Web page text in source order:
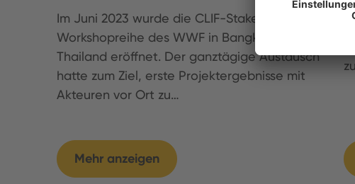
Im Juni 2023 wurde die CLIF-Stakeholder-
Workshopreihe des WWF in Bangkok,
Thailand eröffnet. Der ganztägige Austausch
hatte zum Ziel, erste Projektergebnisse mit
Akteuren vor Ort zu…
Mehr anzeigen